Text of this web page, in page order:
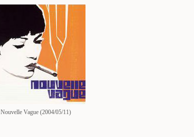
Nouvelle Vague (2004/05/11)